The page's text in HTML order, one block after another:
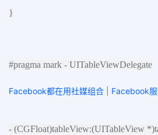
}
#pragma mark - UITableViewDelegate
Facebook都在用社媒组合 Facebook
- (CGFloat)tableView:(UITableView